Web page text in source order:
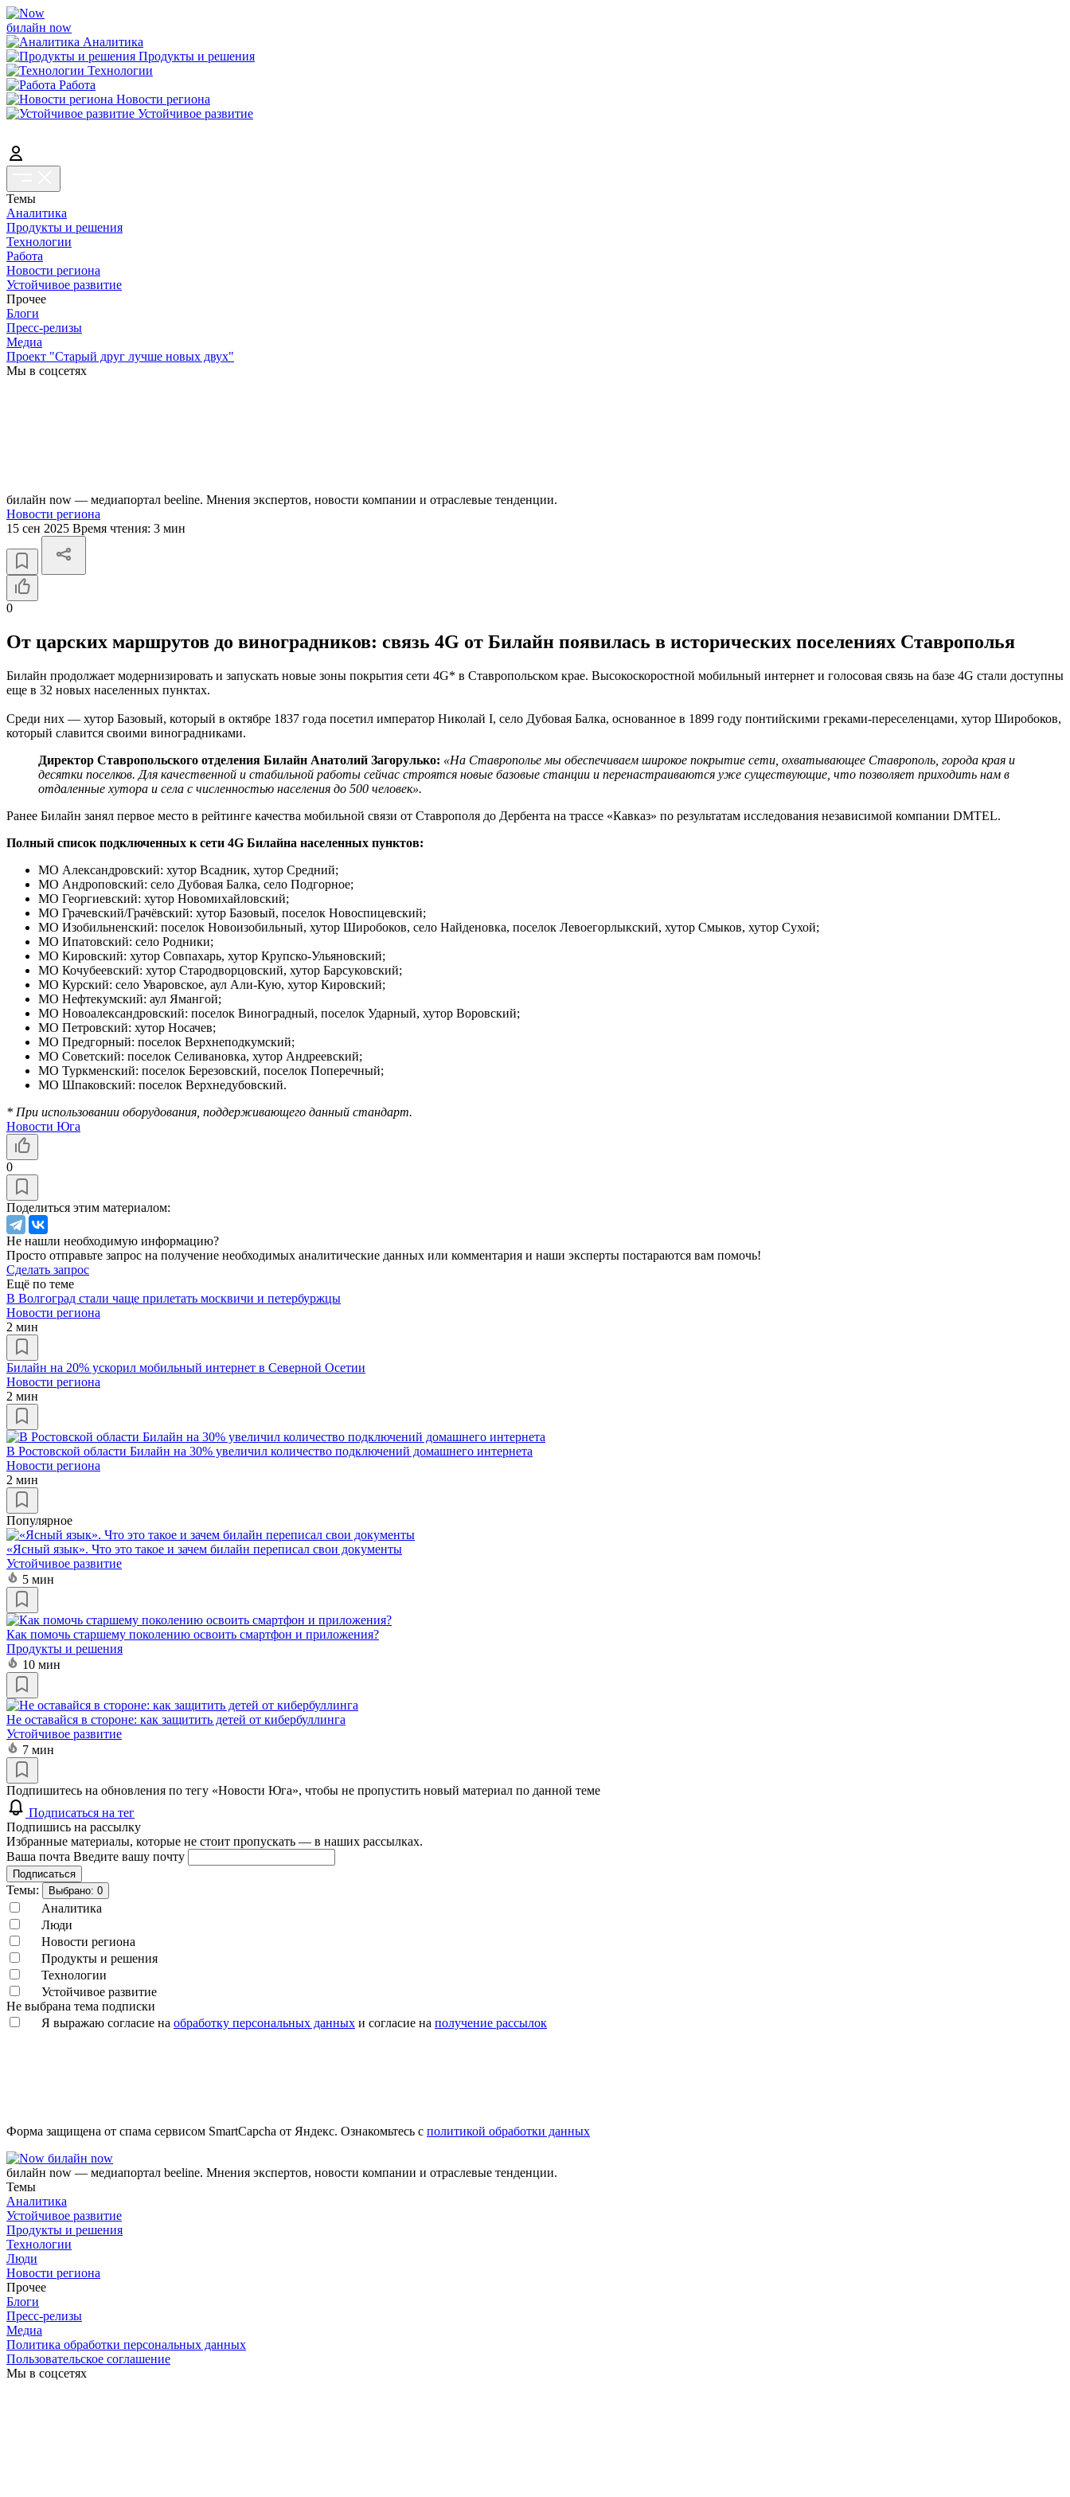
билайн now
Аналитика
Продукты и решения
Технологии
Работа
Новости региона
Устойчивое развитие
Темы
Аналитика
Продукты и решения
Технологии
Работа
Новости региона
Устойчивое развитие
Прочее
Блоги
Пресс-релизы
Медиа
Проект "Старый друг лучше новых двух"
Мы в соцсетях
билайн now — медиапортал beeline. Мнения экспертов, новости компании и отраслевые тенденции.
Новости региона
15 сен 2025 Время чтения: 3 мин
0
От царских маршрутов до виноградников: связь 4G от Билайн появилась в исторических поселениях Ставрополья
Билайн продолжает модернизировать и запускать новые зоны покрытия сети 4G* в Ставропольском крае. Высокоскоростной мобильный интернет и голосовая связь на базе 4G стали доступны
еще в 32 новых населенных пунктах.
Среди них — хутор Базовый, который в октябре 1837 года посетил император Николай I, село Дубовая Балка, основанное в 1899 году понтийскими греками-переселенцами, хутор Широбоков,
который славится своими виноградниками.
Директор Ставропольского отделения Билайн Анатолий Загорулько: «На Ставрополье мы обеспечиваем широкое покрытие сети, охватывающее Ставрополь, города края и
десятки поселков. Для качественной и стабильной работы сейчас строятся новые базовые станции и перенастраиваются уже существующие, что позволяет приходить нам в
отдаленные хутора и села с численностью населения до 500 человек».
Ранее Билайн занял первое место в рейтинге качества мобильной связи от Ставрополя до Дербента на трассе «Кавказ» по результатам исследования независимой компании DMTEL.
Полный список подключенных к сети 4G Билайна населенных пунктов:
МО Александровский: хутор Всадник, хутор Средний;
МО Андроповский: село Дубовая Балка, село Подгорное;
МО Георгиевский: хутор Новомихайловский;
МО Грачевский/Грачёвский: хутор Базовый, поселок Новоспицевский;
МО Изобильненский: поселок Новоизобильный, хутор Широбоков, село Найденовка, поселок Левоегорлыкский, хутор Смыков, хутор Сухой;
МО Ипатовский: село Родники;
МО Кировский: хутор Совпахарь, хутор Крупско-Ульяновский;
МО Кочубеевский: хутор Стародворцовский, хутор Барсуковский;
МО Курский: село Уваровское, аул Али-Кую, хутор Кировский;
МО Нефтекумский: аул Ямангой;
МО Новоалександровский: поселок Виноградный, поселок Ударный, хутор Воровский;
МО Петровский: хутор Носачев;
МО Предгорный: поселок Верхнеподкумский;
МО Советский: поселок Селивановка, хутор Андреевский;
МО Туркменский: поселок Березовский, поселок Поперечный;
МО Шпаковский: поселок Верхнедубовский.
* При использовании оборудования, поддерживающего данный стандарт.
Новости Юга
0
Поделиться этим материалом:
Не нашли необходимую информацию?
Просто отправьте запрос на получение необходимых аналитические данных или комментария и наши эксперты постараются вам помочь!
Сделать запрос
Ещё по теме
В Волгоград стали чаще прилетать москвичи и петербуржцы
Новости региона
2 мин
Билайн на 20% ускорил мобильный интернет в Северной Осетии
Новости региона
2 мин
В Ростовской области Билайн на 30% увеличил количество подключений домашнего интернета
Новости региона
2 мин
Популярное
«Ясный язык». Что это такое и зачем билайн переписал свои документы
Устойчивое развитие
5 мин
Как помочь старшему поколению освоить смартфон и приложения?
Продукты и решения
10 мин
Не оставайся в стороне: как защитить детей от кибербуллинга
Устойчивое развитие
7 мин
Подпишитесь на обновления по тегу «Новости Юга», чтобы не пропустить новый материал по данной теме
Подписаться на тег
Подпишись на рассылку
Избранные материалы, которые не стоит пропускать — в наших рассылках.
Ваша почта Введите вашу почту
Подписаться
Темы: Выбрано: 0
Аналитика
Люди
Новости региона
Продукты и решения
Технологии
Устойчивое развитие
Не выбрана тема подписки
Я выражаю согласие на обработку персональных данных и согласие на получение рассылок
Форма защищена от спама сервисом SmartCapcha от Яндекс. Ознакомьтесь с политикой обработки данных
билайн now
билайн now — медиапортал beeline. Мнения экспертов, новости компании и отраслевые тенденции.
Темы
Аналитика
Устойчивое развитие
Продукты и решения
Технологии
Люди
Новости региона
Прочее
Блоги
Пресс-релизы
Медиа
Политика обработки персональных данных
Пользовательское соглашение
Мы в соцсетях